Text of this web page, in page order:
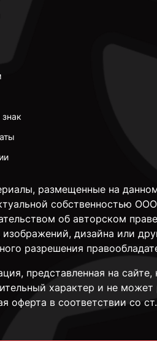
размещенные на
собственностью
об авторском
изображений, дизайна или
разрешения
представленная на сайте,
характер и не может
оферта в соответствии со